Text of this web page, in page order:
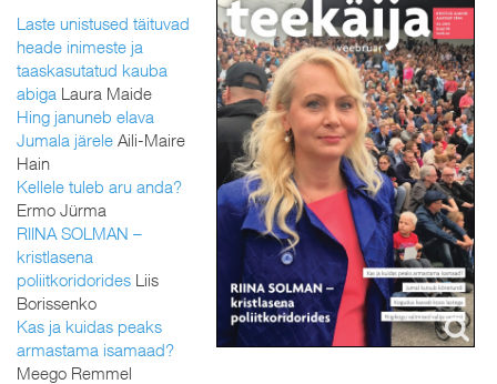
Laste unistused täituvad
heade inimeste ja
taaskasutatud kauba
abiga Laura Maide
Hing januneb elava
Jumala järele Aili-Maire
Hain
Kellele tuleb aru anda?
Ermo Jürma
RIINA SOLMAN –
kristlasena
poliitkoridorides Liis
Borissenko
Kas ja kuidas peaks
armastama isamaad?
Meego Remmel